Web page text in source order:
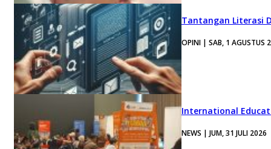
Tantangan Literasi
OPINI | SAB, 1 AGUSTUS
International
NEWS | JUM, 31 JULI 2026